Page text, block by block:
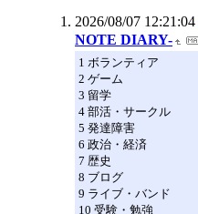
2026/08/07 12:21:04
NOTE DIARY-
1 ボランティア
2 ゲーム
3 留学
4 部活・サークル
5 発達障害
6 政治・経済
7 歴史
8 ブログ
9 ライブ・バンド
10 受験・勉強